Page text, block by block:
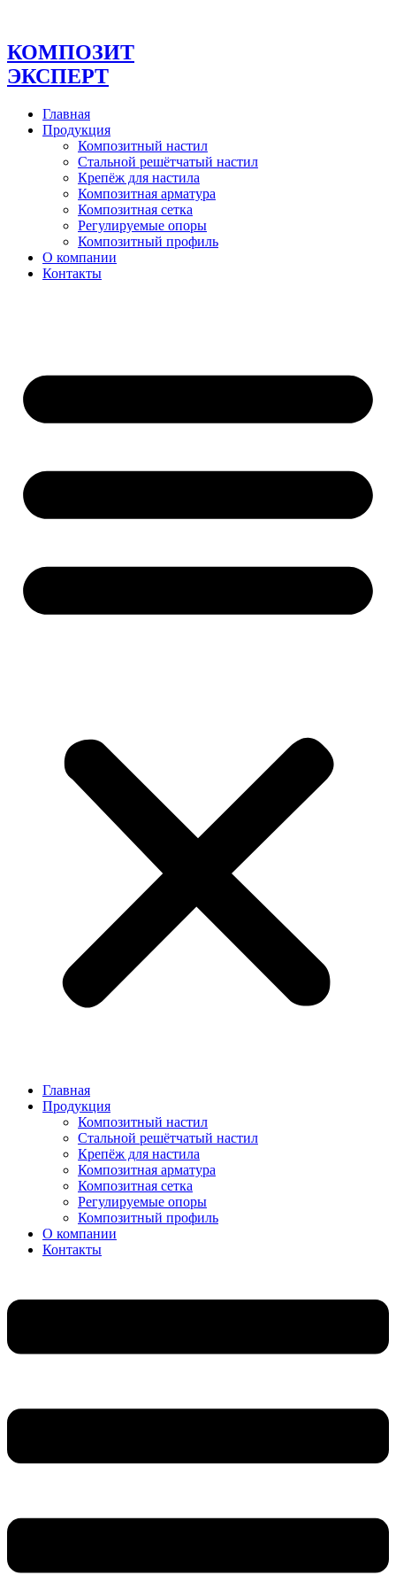
содержимому
КОМПОЗИТ
ЭКСПЕРТ
Главная
Продукция
Композитный настил
Стальной решётчатый настил
Крепёж для настила
Композитная арматура
Композитная сетка
Регулируемые опоры
Композитный профиль
О компании
Контакты
Главная
Продукция
Композитный настил
Стальной решётчатый настил
Крепёж для настила
Композитная арматура
Композитная сетка
Регулируемые опоры
Композитный профиль
О компании
Контакты